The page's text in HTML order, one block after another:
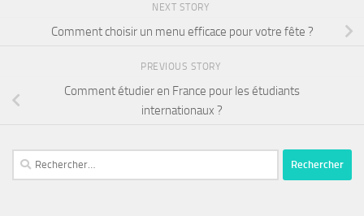
NEXT STORY
Comment choisir un menu efficace pour votre fête ?
PREVIOUS STORY
Comment étudier en France pour les étudiants
internationaux ?